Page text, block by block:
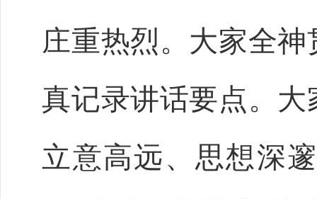
庄重热烈。大家全
真记录讲话要点。
立意高远、思想深